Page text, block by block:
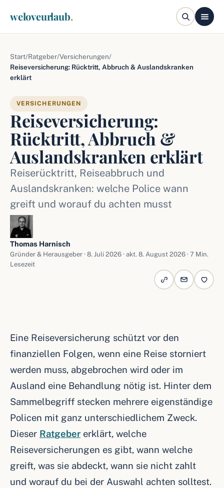
weloveurlaub.
Start/Ratgeber/Versicherungen/
Reiseversicherung: Rücktritt, Abbruch & Auslandskranken
erklärt
VERSICHERUNGEN
Reiseversicherung:
Rücktritt, Abbruch &
Auslandskranken erklärt
Reiserücktritt, Reiseabbruch und
Auslandskranken: welche Police wann
greift und worauf du achten musst
Thomas Harnisch
Gründer & Herausgeber · 8. Juli 2026 · akt. 8. August 2026 · 7 Min.
Lesezeit
Eine Reiseversicherung schützt vor den
finanziellen Folgen, wenn eine Reise storniert
werden muss, abgebrochen wird oder im
Ausland eine Behandlung nötig ist. Hinter dem
Sammelbegriff stecken mehrere eigenständige
Policen mit ganz unterschiedlichem Zweck.
Dieser Ratgeber erklärt, welche
Reiseversicherungen es gibt, wann welche
greift, was sie abdeckt, wann sie nicht zahlt
und worauf du bei der Auswahl achten solltest.